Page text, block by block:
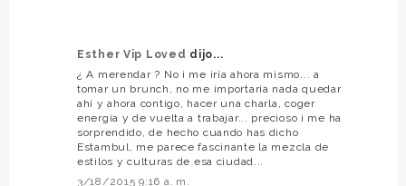
Esther Vip Loved dijo...
¿ A merendar ? No ¡ me iría ahora mismo... a
tomar un brunch, no me importaría nada quedar
ahí y ahora contigo, hacer una charla, coger
energía y de vuelta a trabajar... precioso ¡ me ha
sorprendido, de hecho cuando has dicho
Estambul, me parece fascinante la mezcla de
estilos y culturas de esa ciudad...
3/18/2015 9:16 a. m.